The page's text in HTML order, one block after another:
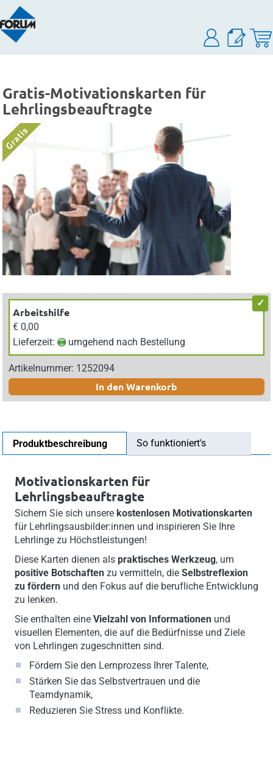
Gratis-Motivationskarten für
Lehrlingsbeauftragte
Arbeitshilfe
€ 0,00
Lieferzeit:
umgehend nach Bestellung
Artikelnummer: 1252094
In den Warenkorb
Produktbeschreibung So funktioniert's
Motivationskarten für
Lehrlingsbeauftragte
Sichern Sie sich unsere kostenlosen Motivationskarten
für Lehrlingsausbilder:innen und inspirieren Sie Ihre
Lehrlinge zu Höchstleistungen!
Diese Karten dienen als praktisches Werkzeug, um
positive Botschaftenzu vermitteln, die Selbstreflexion
zu fördernund den Fokus auf die berufliche Entwicklung
zu lenken.
Sie enthalten eine Vielzahl von Informationenund
visuellen Elementen, die auf die Bedürfnisse und Ziele
von Lehrlingen zugeschnitten sind.
Fördern Sie den Lernprozess Ihrer Talente,
Stärken Sie das Selbstvertrauen und die
Teamdynamik,
Reduzieren Sie Stress und Konflikte.